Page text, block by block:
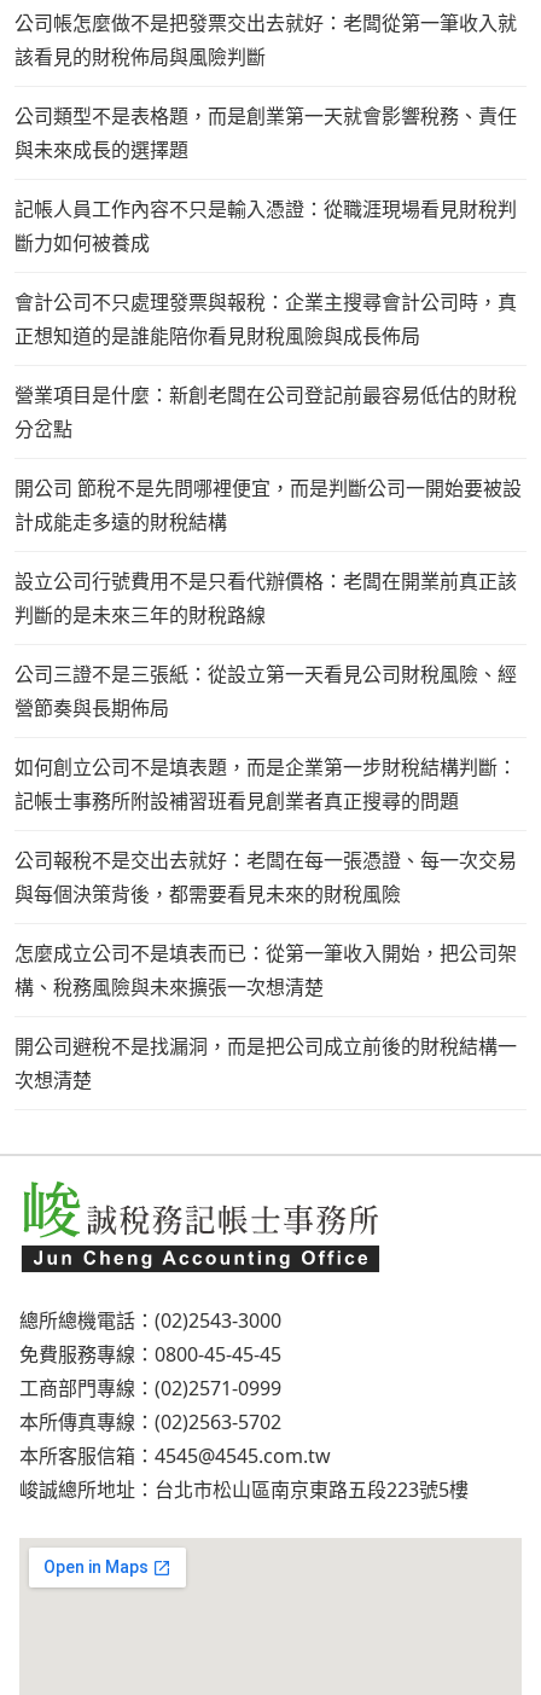
公司帳怎麼做不是把發票交出去就好：老闆從第一筆收入就
該看見的財稅佈局與風險判斷
公司類型不是表格題，而是創業第一天就會影響稅務、責任
與未來成長的選擇題
記帳人員工作內容不只是輸入憑證：從職涯現場看見財稅判
斷力如何被養成
會計公司不只處理發票與報稅：企業主搜尋會計公司時，真
正想知道的是誰能陪你看見財稅風險與成長佈局
營業項目是什麼：新創老闆在公司登記前最容易低估的財稅
分岔點
開公司 節稅不是先問哪裡便宜，而是判斷公司一開始要被設
計成能走多遠的財稅結構
設立公司行號費用不是只看代辦價格：老闆在開業前真正該
判斷的是未來三年的財稅路線
公司三證不是三張紙：從設立第一天看見公司財稅風險、經
營節奏與長期佈局
如何創立公司不是填表題，而是企業第一步財稅結構判斷：
記帳士事務所附設補習班看見創業者真正搜尋的問題
公司報稅不是交出去就好：老闆在每一張憑證、每一次交易
與每個決策背後，都需要看見未來的財稅風險
怎麼成立公司不是填表而已：從第一筆收入開始，把公司架
構、稅務風險與未來擴張一次想清楚
開公司避稅不是找漏洞，而是把公司成立前後的財稅結構一
次想清楚
總所總機電話：(02)2543-3000
免費服務專線：0800-45-45-45
工商部門專線：(02)2571-0999
本所傳真專線：(02)2563-5702
本所客服信箱： 4545@4545.com.tw
峻誠總所地址：台北市松山區南京東路五段223號5樓